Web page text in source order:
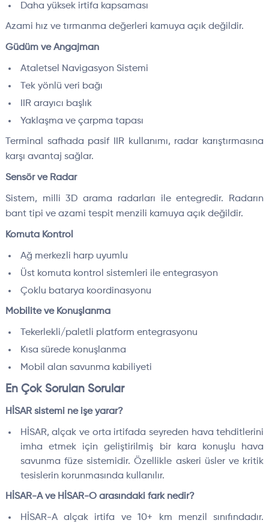
Daha yüksek irtifa kapsaması
Azami hız ve tırmanma değerleri kamuya açık değildir.
Güdüm ve Angajman
Ataletsel Navigasyon Sistemi
Tek yönlü veri bağı
IIR arayıcı başlık
Yaklaşma ve çarpma tapası
Terminal safhada pasif IIR kullanımı, radar karıştırmasına
karşı avantaj sağlar.
Sensör ve Radar
Sistem, milli 3D arama radarları ile entegredir. Radarın
bant tipi ve azami tespit menzili kamuya açık değildir.
Komuta Kontrol
Ağ merkezli harp uyumlu
Üst komuta kontrol sistemleri ile entegrasyon
Çoklu batarya koordinasyonu
Mobilite ve Konuşlanma
Tekerlekli/paletli platform entegrasyonu
Kısa sürede konuşlanma
Mobil alan savunma kabiliyeti
En Çok Sorulan Sorular
HİSAR sistemi ne işe yarar?
HİSAR, alçak ve orta irtifada seyreden hava tehditlerini
imha etmek için geliştirilmiş bir kara konuşlu hava
savunma füze sistemidir. Özellikle askeri üsler ve kritik
tesislerin korunmasında kullanılır.
HİSAR-A ve HİSAR-O arasındaki fark nedir?
HİSAR-A alçak irtifa ve 10+ km menzil sınıfındadır.